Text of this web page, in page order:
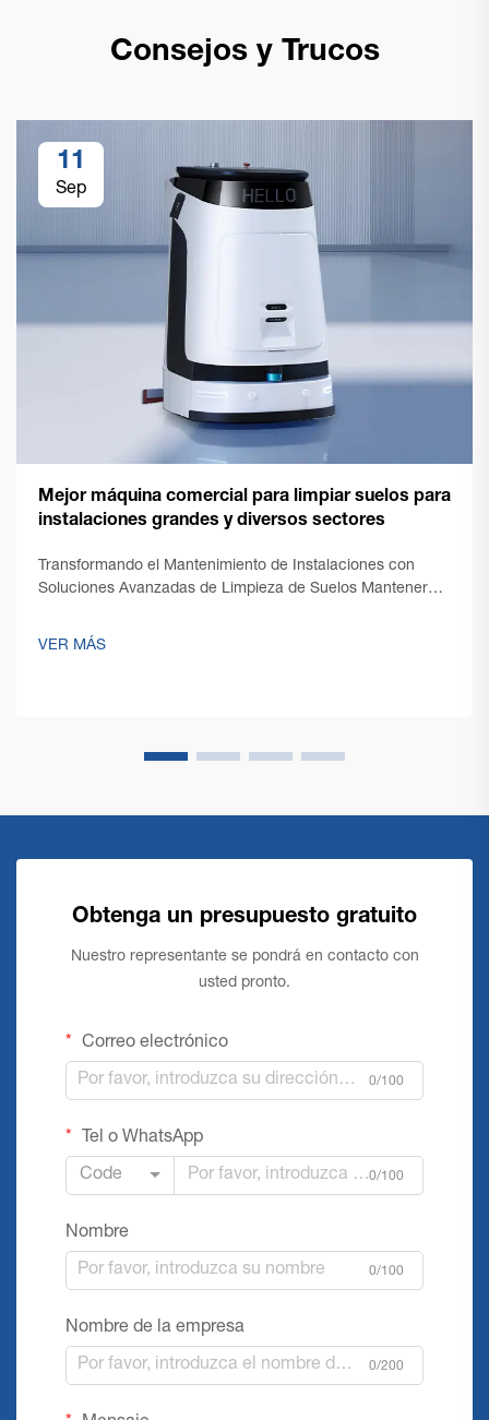
Consejos y Trucos
11
Sep
Mejor máquina comercial para limpiar suelos para
instalaciones grandes y diversos sectores
Transformando el Mantenimiento de Instalaciones con
Soluciones Avanzadas de Limpieza de Suelos Mantener
presenta desafíos únicos que requieren soluciones
VER MÁS
Obtenga un presupuesto gratuito
Nuestro representante se pondrá en contacto con
usted pronto.
Correo electrónico
0/100
Tel o WhatsApp
Code 0/100
Nombre
0/100
Nombre de la empresa
0/200